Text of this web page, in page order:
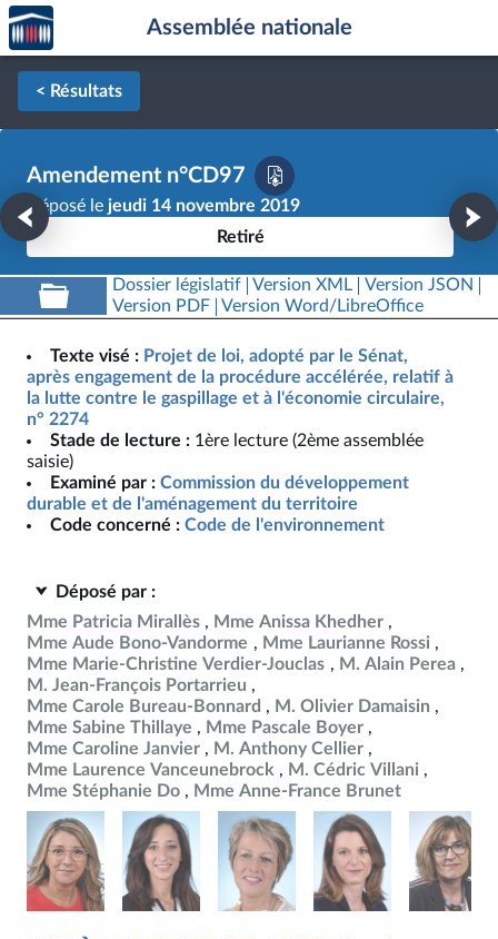
Aller au contenu
Aller en bas de la page
Accèder
à la
page
d'accueil
Assemblée nationale
< Résultats
Amendement n°CD97
Déposé le jeudi 14 novembre 2019
Retiré
Dossier législatif Version XML
Version JSON
Version PDF
Version Word/LibreOffice
Texte visé : Projet de loi, adopté par le Sénat,
après engagement de la procédure accélérée, relatif à
la lutte contre le gaspillage et à l'économie circulaire,
n° 2274
Stade de lecture : 1ère lecture (2ème assemblée
saisie)
Examiné par : Commission du développement
durable et de l'aménagement du territoire
Code concerné : Code de l'environnement
Déposé par :
Mme Patricia Mirallès
Mme Anissa Khedher
Mme Aude Bono-Vandorme
Mme Laurianne Rossi
Mme Marie-Christine Verdier-Jouclas
M. Alain Perea
M. Jean-François Portarrieu
Mme Carole Bureau-Bonnard
M. Olivier Damaisin
Mme Sabine Thillaye
Mme Pascale Boyer
Mme Caroline Janvier
M. Anthony Cellier
Mme Laurence Vanceunebrock
M. Cédric Villani
Mme Stéphanie Do
Mme Anne-France Brunet